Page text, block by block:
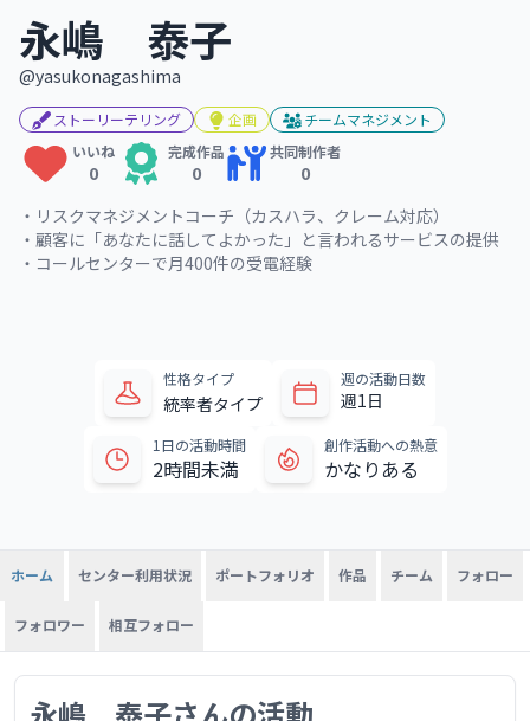
永嶋 泰子
@yasukonagashima
ストーリーテリング 企画
チームマネジメント
いいね
0
完成作品
0
共同制作者
0
・リスクマネジメントコーチ（カスハラ、クレーム対応）
・顧客に「あなたに話してよかった」と言われるサービスの提供
・コールセンターで月400件の受電経験
性格タイプ
統率者タイプ
週の活動日数
週1日
1日の活動時間
2時間未満
創作活動への熱意
かなりある
ホーム センター利用状況 ポートフォリオ 作品 チーム フォロー
フォロワー 相互フォロー